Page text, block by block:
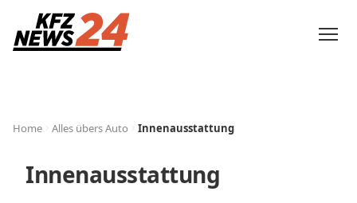
Home Alles übers Auto Innenausstattung
Innenausstattung